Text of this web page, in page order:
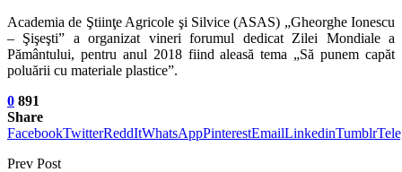
Academia de Ştiinţe Agricole şi Silvice (ASAS) „Gheorghe Ionescu
– Şişeşti” a organizat vineri forumul dedicat Zilei Mondiale a
Pământului, pentru anul 2018 fiind aleasă tema „Să punem capăt
poluării cu materiale plastice”.
0 891
Share
FacebookTwitterReddItWhatsAppPinterestEmailLinkedinTumblr
Prev Post